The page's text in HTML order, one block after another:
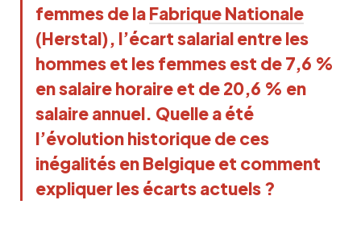
femmes de laFabrique Nationale
(Herstal), l’écart salarial entre les
hommes et les femmes est de 7,6 %
en salaire horaire et de 20,6 % en
salaire annuel. Quelle a été
l’évolution historique de ces
inégalités en Belgique et comment
expliquer les écarts actuels ?